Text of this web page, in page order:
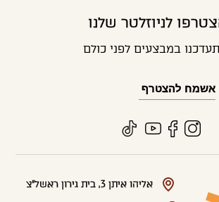
לניוזלטר שלנו
במבצעים לפני כולם
אליהו איתן 3, בית גירון ראשל"צ